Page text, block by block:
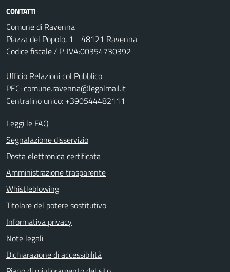
CONTATTI
Comune di Ravenna
Piazza del Popolo, 1 - 48121 Ravenna
Codice fiscale / P. IVA:00354730392
Ufficio Relazioni col Pubblico
PEC:comune.ravenna@legalmail.it
Centralino unico: +390544482111
Leggi le FAQ
Segnalazione disservizio
Posta elettronica certificata
Amministrazione trasparente
Whistleblowing
Titolare del potere sostitutivo
Informativa privacy
Note legali
Dichiarazione di accessibilità